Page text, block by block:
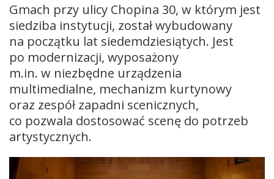
Gmach przy ulicy Chopina 30, w którym jest
siedziba instytucji, został wybudowany
na początku lat siedemdziesiątych. Jest
po modernizacji, wyposażony
m.in. w niezbędne urządzenia
multimedialne, mechanizm kurtynowy
oraz zespół zapadni scenicznych,
co pozwala dostosować scenę do potrzeb
artystycznych.